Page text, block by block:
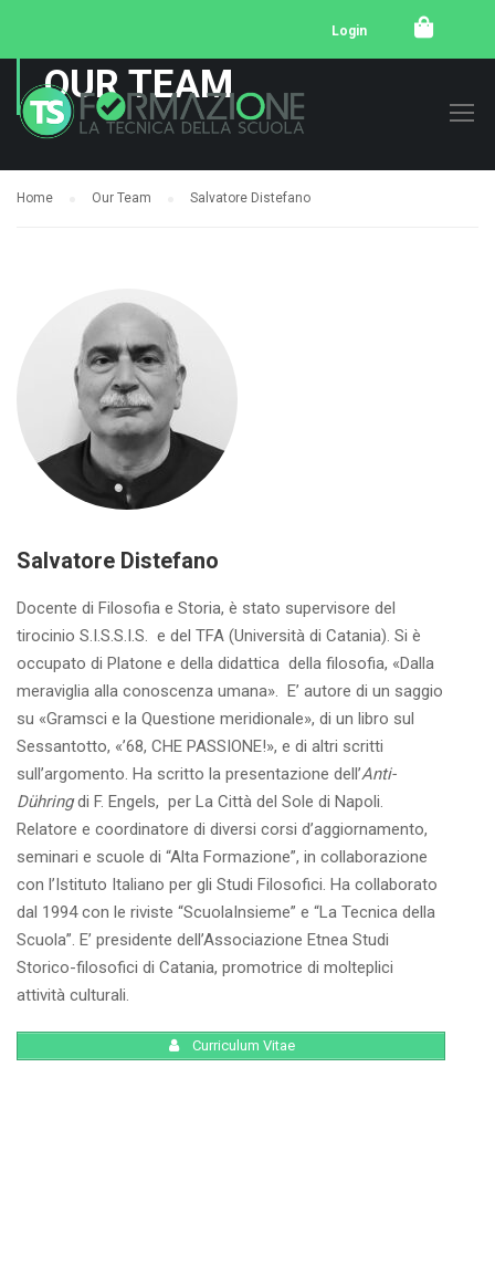
Login
OUR TEAM
Home Our Team Salvatore Distefano
Salvatore Distefano
Docente di Filosofia e Storia, è stato supervisore del
tirocinio S.I.S.S.I.S. e del TFA (Università di Catania). Si è
occupato di Platone e della didattica della filosofia, «Dalla
meraviglia alla conoscenza umana». E’ autore di un saggio
su «Gramsci e la Questione meridionale», di un libro sul
Sessantotto, «’68, CHE PASSIONE!», e di altri scritti
sull’argomento. Ha scritto la presentazione dell’Anti-
Dühringdi F. Engels, per La Città del Sole di Napoli.
Relatore e coordinatore di diversi corsi d’aggiornamento,
seminari e scuole di “Alta Formazione”, in collaborazione
con l’Istituto Italiano per gli Studi Filosofici. Ha collaborato
dal 1994 con le riviste “ScuolaInsieme” e “La Tecnica della
Scuola”. E’ presidente dell’Associazione Etnea Studi
Storico-filosofici di Catania, promotrice di molteplici
attività culturali.
Curriculum Vitae